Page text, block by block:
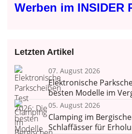
Werben im INSIDER
Letzten Artikel
07. August 2026
Elektronische
besten Modelle im
05. August 2026
Clamping im
Schlaffässer für